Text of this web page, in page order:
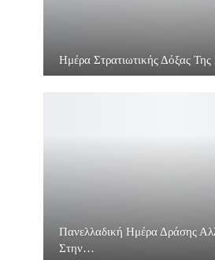
Ημέρα Στρατιωτικής Δόξας
Πανελλαδική Ημέρα Δράσης
Στην…